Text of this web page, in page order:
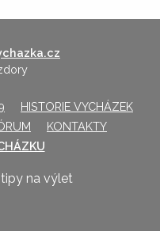
HISTORIE VYCHÁZEK
KONTAKTY